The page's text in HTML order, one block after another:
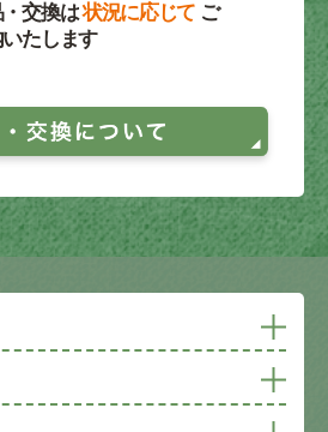
・交換は状況に応じて ご
たします